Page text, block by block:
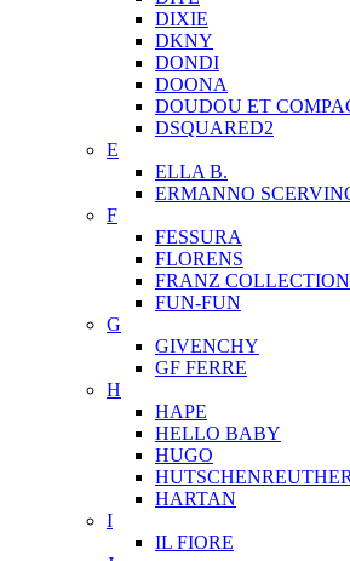
DIXIE
DKNY
DONDI
DOONA
DOUDOU ET
DSQUARED2
E
ELLA B.
ERMANNO
F
FESSURA
FLORENS
FRANZ COLLECTION
FUN-FUN
G
GIVENCHY
GF FERRE
H
HAPE
HELLO BABY
HUGO
HUTSCHENREUTHER
HARTAN
I
IL FIORE